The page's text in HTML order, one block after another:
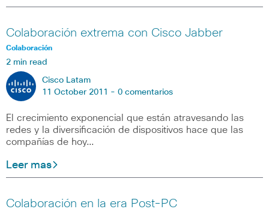
Colaboración extrema con Cisco Jabber
Colaboración
2 min read
Cisco Latam
11 October 2011 - 0 comentarios
El crecimiento exponencial que están atravesando las
redes y la diversificación de dispositivos hace que las
compañías de hoy…
Leer mas
Colaboración en la era Post-PC